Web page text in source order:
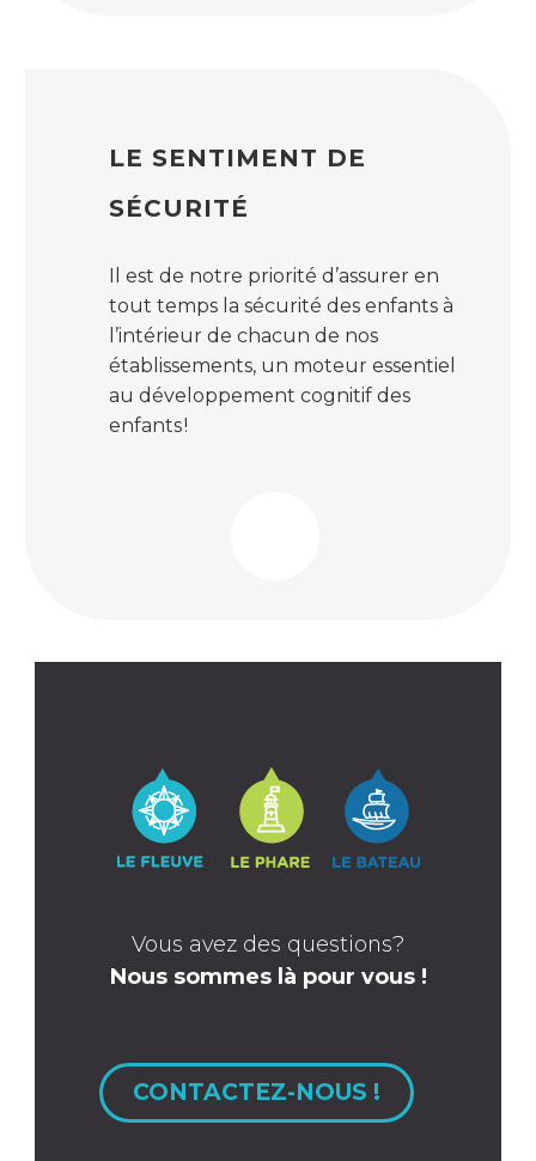
LE SENTIMENT DE
SÉCURITÉ
Il est de notre priorité d’assurer en
tout temps la sécurité des enfants à
l’intérieur de chacun de nos
établissements, un moteur essentiel
au développement cognitif des
enfants !
Vous avez des questions?
Nous sommes là pour vous !
CONTACTEZ-NOUS !